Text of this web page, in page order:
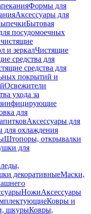
Формы для
Аксессуары для
Бытовая
посудомоечных
и зеркалЧистящие
средства для
средства для
покрытий и
Освежители
ухода за
для
Аксессуары для
для охлаждения
Штопоры, открывалки
для
декоративныеМаски,
НожиАксессуары
Ковры и
шкурыКовры,